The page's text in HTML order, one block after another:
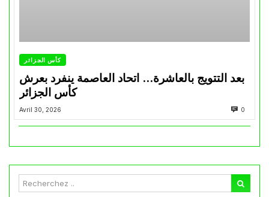
كأس الجزائر
بعد التتويج بالعاشرة… اتحاد العاصمة ينفرد بعرش
كأس الجزائر
Avril 30, 2026 0